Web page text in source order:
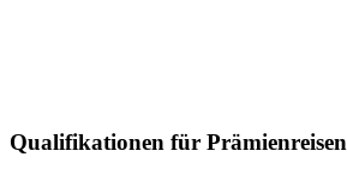
Qualifikationen für Prämienreisen